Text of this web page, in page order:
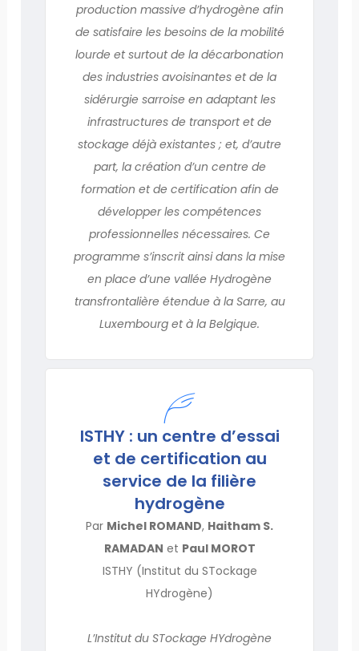
production massive d’hydrogène afin
de satisfaire les besoins de la mobilité
lourde et surtout de la décarbonation
des industries avoisinantes et de la
sidérurgie sarroise en adaptant les
infrastructures de transport et de
stockage déjà existantes ; et, d’autre
part, la création d’un centre de
formation et de certification afin de
développer les compétences
professionnelles nécessaires. Ce
programme s’inscrit ainsi dans la mise
en place d’une vallée Hydrogène
transfrontalière étendue à la Sarre, au
Luxembourg et à la Belgique.
ISTHY : un centre d’essai
et de certification au
service de la filière
hydrogène
Par Michel ROMAND, Haitham S.
RAMADAN et Paul MOROT
ISTHY (Institut du STockage
HYdrogène)
L’Institut du STockage HYdrogène